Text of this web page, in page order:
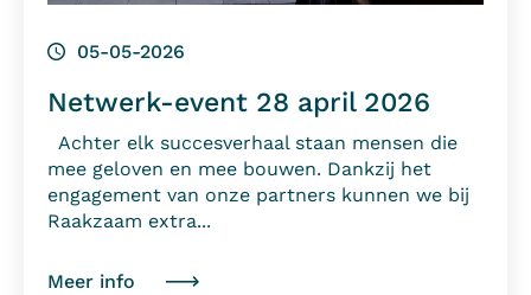
05-05-2026
Netwerk-event 28 april 2026
Achter elk succesverhaal staan mensen die
mee geloven en mee bouwen. Dankzij het
engagement van onze partners kunnen we bij
Raakzaam extra...
Meer info